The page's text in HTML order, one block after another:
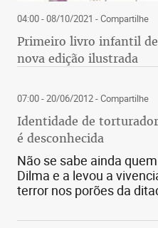
04:00 - 08/10/2021 - Compartilhe
Primeiro livro infantil
nova edição ilustrada
07:00 - 20/06/2012- Compartilhe
Identidade de
é desconhecida
Não se sabe ainda
Dilma e a levou a
terror nos porões da